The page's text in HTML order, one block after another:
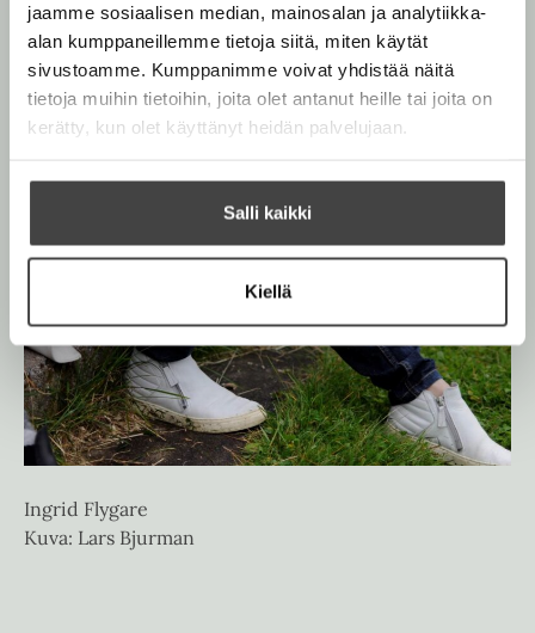
jaamme sosiaalisen median, mainosalan ja analytiikka-
alan kumppaneillemme tietoja siitä, miten käytät
sivustoamme. Kumppanimme voivat yhdistää näitä
tietoja muihin tietoihin, joita olet antanut heille tai joita on
kerätty, kun olet käyttänyt heidän palvelujaan.
Salli kaikki
Kiellä
Ingrid Flygare
Kuva: Lars Bjurman